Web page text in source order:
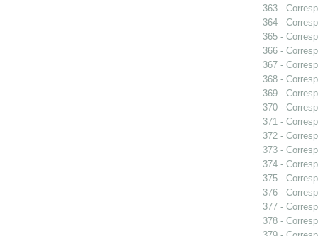
363 -
364 -
365 -
366 -
367 -
368 -
369 -
370 -
371 -
372 -
373 -
374 -
375 -
376 -
377 -
378 -